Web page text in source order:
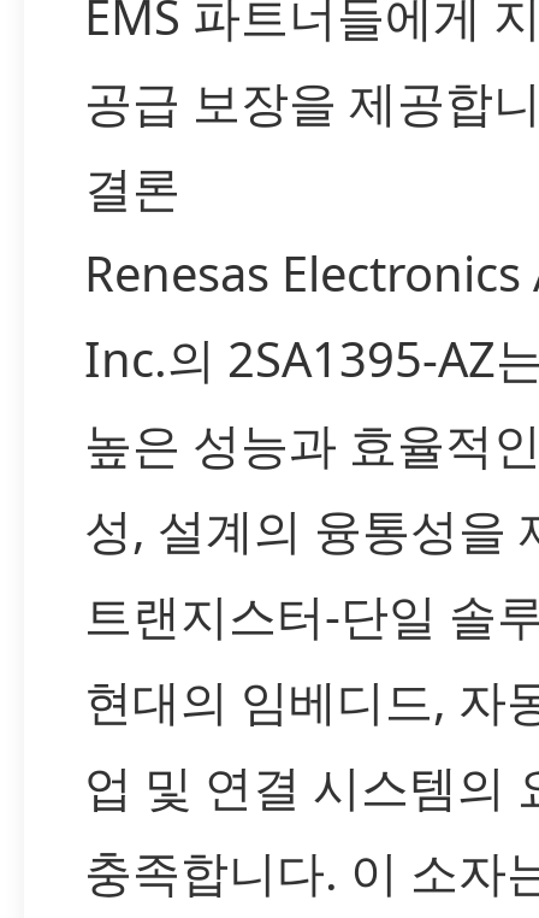
EMS 파트너들에게
공급 보장을 제공합
결론
Renesas
Inc.의 2SA1395-AZ
높은 성능과 효율적
성, 설계의 융통성을
트랜지스터-단일 솔
현대의 임베디드, 자
업 및 연결 시스템의
충족합니다. 이 소자